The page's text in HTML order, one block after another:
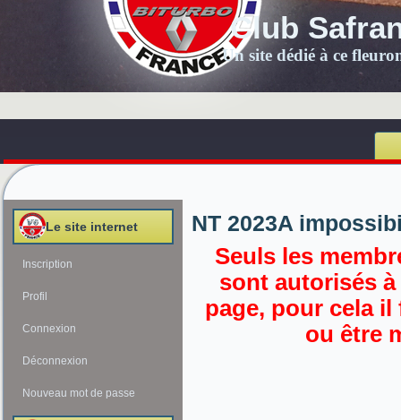
Club
Un site dédié à ce
Le site internet
Inscription
Profil
Connexion
Déconnexion
Nouveau mot de passe
NT 2023A
Seuls les
sont autorisés
page, pour cela
ou être